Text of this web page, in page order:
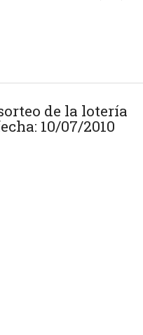
de la lotería
10/07/2010